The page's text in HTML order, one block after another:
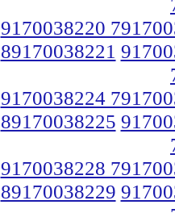
9170038220
89170038221
9170038224
89170038225
9170038228
89170038229